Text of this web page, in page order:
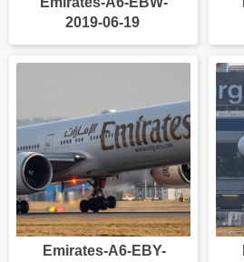
2019-06-19
Emirates-A6-EBY-